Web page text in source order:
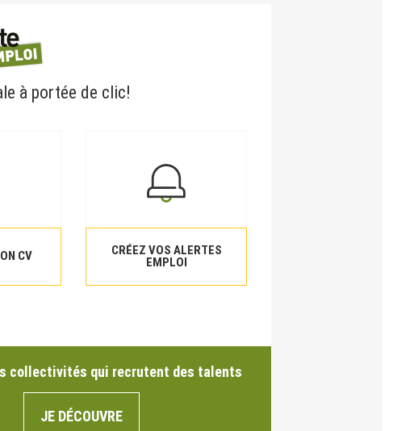
à portée de clic!
CV
CRÉEZ VOS ALERTES
EMPLOI
collectivités qui recrutent des talents
JE DÉCOUVRE